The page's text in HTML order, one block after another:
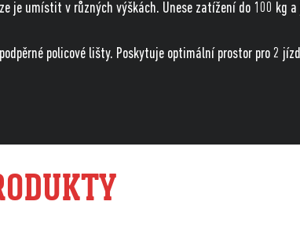
je umístit v různých výškách. Unese zatížení do 100 kg a
policové lišty. Poskytuje optimální prostor pro 2